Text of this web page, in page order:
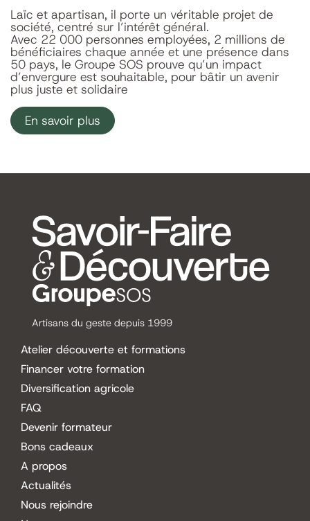
Laïc et apartisan, il porte un véritable projet de
société, centré sur l’intérêt général.
Avec 22 000 personnes employées, 2 millions de
bénéficiaires chaque année et une présence dans
50 pays, le Groupe SOS prouve qu’un impact
d’envergure est souhaitable, pour bâtir un avenir
plus juste et solidaire
En savoir plus
Artisans du geste depuis 1999
Atelier découverte et formations
Financer votre formation
Diversification agricole
FAQ
Devenir formateur
Bons cadeaux
A propos
Actualités
Nous rejoindre